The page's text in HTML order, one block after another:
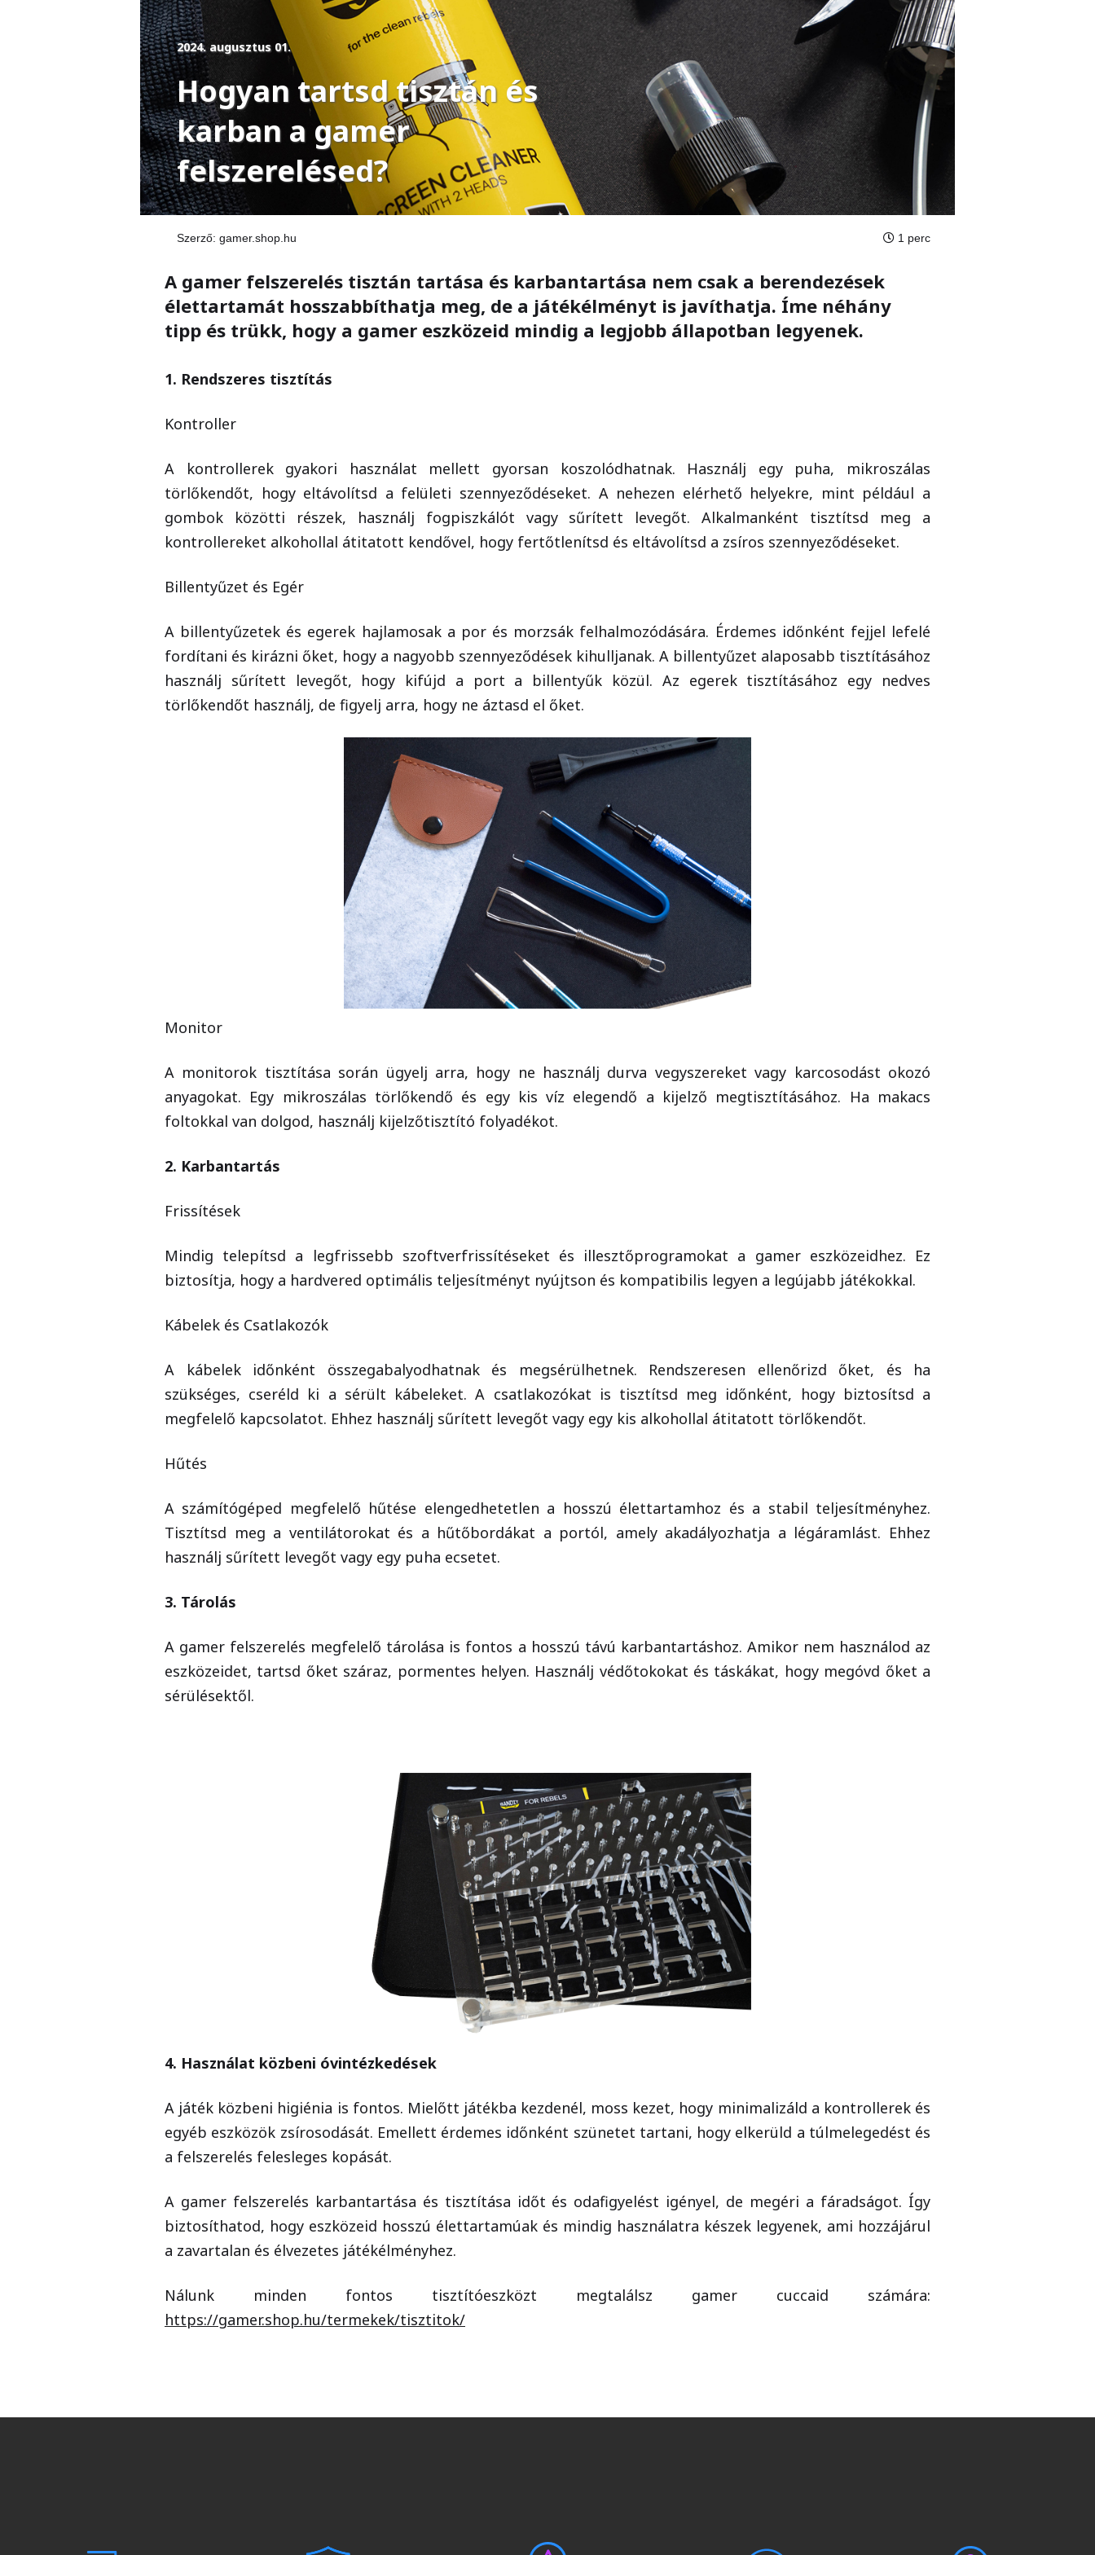
2024. augusztus 01.
Hogyan tartsd tisztán és
karban a gamer
felszerelésed?
Szerző: gamer.shop.hu 1 perc
A gamer felszerelés tisztán tartása és karbantartása nem csak a berendezések
élettartamát hosszabbíthatja meg, de a játékélményt is javíthatja. Íme néhány
tipp és trükk, hogy a gamer eszközeid mindig a legjobb állapotban legyenek.
1. Rendszeres tisztítás
Kontroller
A kontrollerek gyakori használat mellett gyorsan koszolódhatnak. Használj egy puha, mikroszálas
törlőkendőt, hogy eltávolítsd a felületi szennyeződéseket. A nehezen elérhető helyekre, mint például a
gombok közötti részek, használj fogpiszkálót vagy sűrített levegőt. Alkalmanként tisztítsd meg a
kontrollereket alkohollal átitatott kendővel, hogy fertőtlenítsd és eltávolítsd a zsíros szennyeződéseket.
Billentyűzet és Egér
A billentyűzetek és egerek hajlamosak a por és morzsák felhalmozódására. Érdemes időnként fejjel lefelé
fordítani és kirázni őket, hogy a nagyobb szennyeződések kihulljanak. A billentyűzet alaposabb tisztításához
használj sűrített levegőt, hogy kifújd a port a billentyűk közül. Az egerek tisztításához egy nedves
törlőkendőt használj, de figyelj arra, hogy ne áztasd el őket.
Monitor
A monitorok tisztítása során ügyelj arra, hogy ne használj durva vegyszereket vagy karcosodást okozó
anyagokat. Egy mikroszálas törlőkendő és egy kis víz elegendő a kijelző megtisztításához. Ha makacs
foltokkal van dolgod, használj kijelzőtisztító folyadékot.
2. Karbantartás
Frissítések
Mindig telepítsd a legfrissebb szoftverfrissítéseket és illesztőprogramokat a gamer eszközeidhez. Ez
biztosítja, hogy a hardvered optimális teljesítményt nyújtson és kompatibilis legyen a legújabb játékokkal.
Kábelek és Csatlakozók
A kábelek időnként összegabalyodhatnak és megsérülhetnek. Rendszeresen ellenőrizd őket, és ha
szükséges, cseréld ki a sérült kábeleket. A csatlakozókat is tisztítsd meg időnként, hogy biztosítsd a
megfelelő kapcsolatot. Ehhez használj sűrített levegőt vagy egy kis alkohollal átitatott törlőkendőt.
Hűtés
A számítógéped megfelelő hűtése elengedhetetlen a hosszú élettartamhoz és a stabil teljesítményhez.
Tisztítsd meg a ventilátorokat és a hűtőbordákat a portól, amely akadályozhatja a légáramlást. Ehhez
használj sűrített levegőt vagy egy puha ecsetet.
3. Tárolás
A gamer felszerelés megfelelő tárolása is fontos a hosszú távú karbantartáshoz. Amikor nem használod az
eszközeidet, tartsd őket száraz, pormentes helyen. Használj védőtokokat és táskákat, hogy megóvd őket a
sérülésektől.
4. Használat közbeni óvintézkedések
A játék közbeni higiénia is fontos. Mielőtt játékba kezdenél, moss kezet, hogy minimalizáld a kontrollerek és
egyéb eszközök zsírosodását. Emellett érdemes időnként szünetet tartani, hogy elkerüld a túlmelegedést és
a felszerelés felesleges kopását.
A gamer felszerelés karbantartása és tisztítása időt és odafigyelést igényel, de megéri a fáradságot. Így
biztosíthatod, hogy eszközeid hosszú élettartamúak és mindig használatra készek legyenek, ami hozzájárul
a zavartalan és élvezetes játékélményhez.
Nálunk minden fontos tisztítóeszközt megtalálsz gamer cuccaid számára:
https://gamer.shop.hu/termekek/tisztitok/